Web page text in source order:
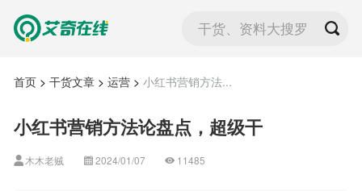
干货、资料大搜罗
首页> 干货文章> 运营> 小红书营销方法...
小红书营销方法论盘点，超级干
木木老贼 2024/01/07 11485